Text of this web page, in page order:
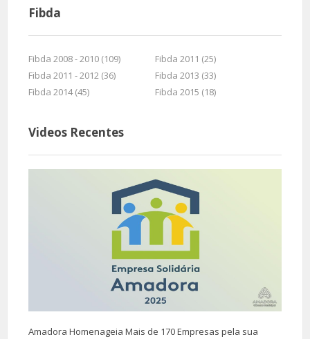
Fibda
Fibda 2008 - 2010 (109)
Fibda 2011 (25)
Fibda 2011 - 2012 (36)
Fibda 2013 (33)
Fibda 2014 (45)
Fibda 2015 (18)
Videos Recentes
Amadora Homenageia Mais de 170 Empresas pela sua